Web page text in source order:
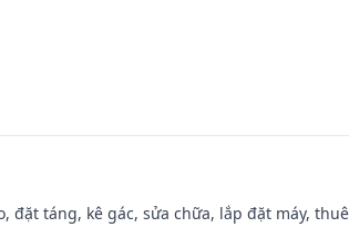
đặt táng, kê gác, sửa chữa, lắp đặt máy,